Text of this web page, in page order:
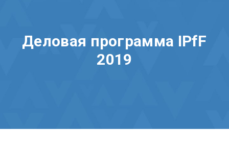
Деловая программа IPfF
2019